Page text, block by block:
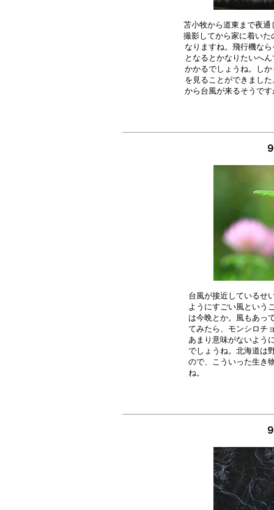
苫小牧から道東まで夜
撮影してから家に着い
なりますね。飛行機な
となるとかなりたいへ
かかるでしょうね。し
を見ることができまし
台風が接近しているせ
ようにすごい風という
は今晩とか。風もあっ
てみたら、モンシロチ
あまり意味がないよう
でしょうね。北海道は
ので、こういった生き